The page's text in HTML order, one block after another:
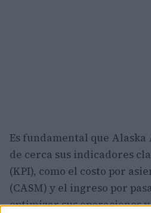
Es fundamental que
de cerca sus indicadores
(KPI), como el costo por
(CASM) y el ingreso por
optimizar sus operaciones